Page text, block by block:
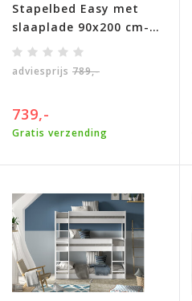
Stapelbed Easy met
slaaplade 90x200 cm-
Eikenkleur
adviesprijs 789,-
739,-
Gratis verzending